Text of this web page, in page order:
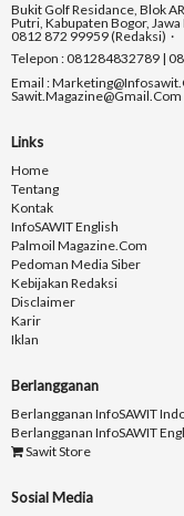
Bukit Golf Residance, Blok
Putri, Kabupaten Bogor,
0812 872 99959 (Redaksi)
Telepon : 081284832789 |
Email :
Sawit.magazine@gmail.com
Links
Home
Tentang
Kontak
InfoSAWIT English
Palmoil Magazine.com
Pedoman Media Siber
Kebijakan Redaksi
Disclaimer
Karir
Iklan
Berlangganan
Berlangganan InfoSAWIT
Berlangganan InfoSAWIT
Sawit Store
Sosial Media